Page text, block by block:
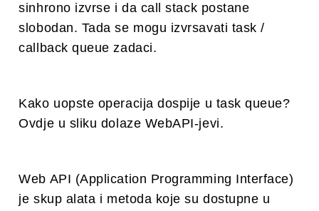
sinhrono izvrse i da call stack postane
slobodan. Tada se mogu izvrsavati task /
callback queue zadaci.
Kako uopste operacija dospije u task queue?
Ovdje u sliku dolaze WebAPI-jevi.
Web API (Application Programming Interface)
je skup alata i metoda koje su dostupne u